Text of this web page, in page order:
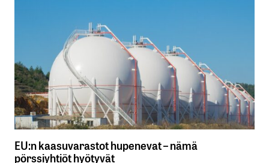
EU:n kaasuvarastot hupenevat – nämä
pörssiyhtiöt hyötyvät